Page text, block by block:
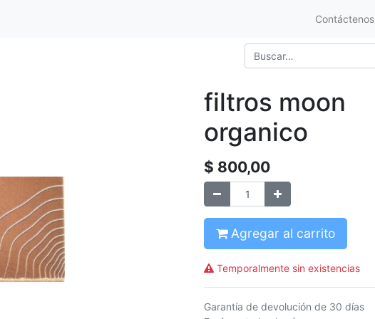
Contáctenos
filtros moon
organico
$ 800,00
Agregar al carrito
Temporalmente sin existencias
Garantía de devolución de 30 días